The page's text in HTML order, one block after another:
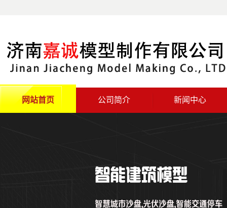
网站首页 公司简介 新闻中心